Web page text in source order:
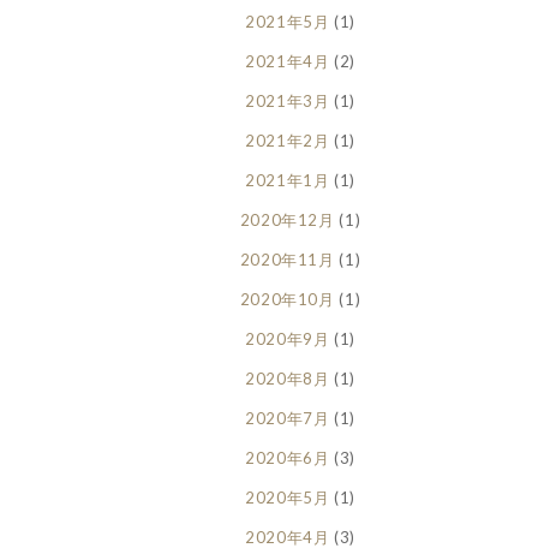
2021年5月 (1)
2021年4月 (2)
2021年3月 (1)
2021年2月 (1)
2021年1月 (1)
2020年12月 (1)
2020年11月 (1)
2020年10月 (1)
2020年9月 (1)
2020年8月 (1)
2020年7月 (1)
2020年6月 (3)
2020年5月 (1)
2020年4月 (3)